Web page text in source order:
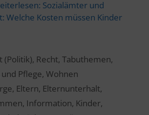
Sozialämter und
Welche Kosten müssen Kinder
(Politik), Recht,Tabuthemen,
Pflege, Wohnen
, Eltern, Elternunterhalt,
, Information, Kinder,